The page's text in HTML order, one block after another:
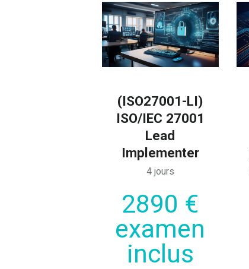
(ISO27001-LI)
ISO/IEC 27001
Lead
Implementer
4 jours
2890 €
examen
inclus